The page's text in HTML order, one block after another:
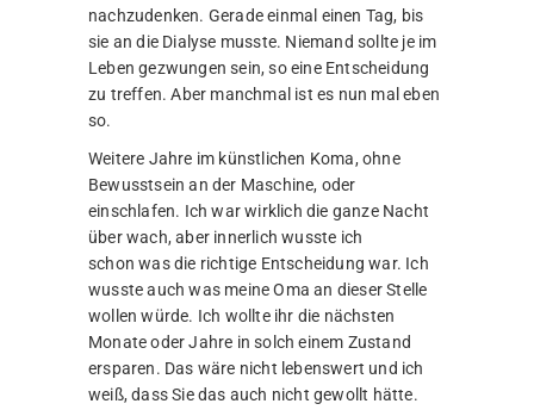
nachzudenken. Gerade einmal einen Tag, bis
sie an die Dialyse musste. Niemand sollte je im
Leben gezwungen sein, so eine Entscheidung
zu treffen. Aber manchmal ist es nun mal eben
so.
Weitere Jahre im künstlichen Koma, ohne
Bewusstsein an der Maschine, oder
einschlafen. Ich war wirklich die ganze Nacht
über wach, aber innerlich wusste ich
schon was die richtige Entscheidung war. Ich
wusste auch was meine Oma an dieser Stelle
wollen würde. Ich wollte ihr die nächsten
Monate oder Jahre in solch einem Zustand
ersparen. Das wäre nicht lebenswert und ich
weiß, dass Sie das auch nicht gewollt hätte.